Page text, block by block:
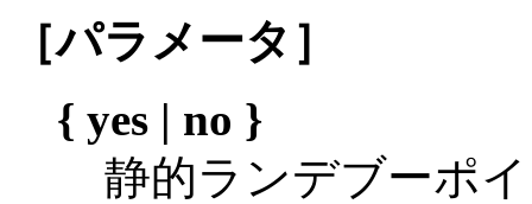
［パラメータ］
{ yes | no }
静的ランデブーポ